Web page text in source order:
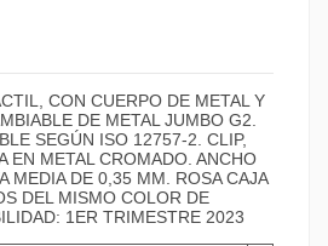
CON CUERPO DE METAL Y
DE METAL JUMBO G2.
SEGÚN ISO 12757-2. CLIP,
EN METAL CROMADO. ANCHO
MEDIA DE 0,35 MM. ROSA CAJA
DEL MISMO COLOR DE
1ER TRIMESTRE 2023